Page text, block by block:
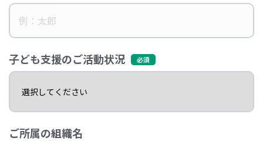
子ども支援のご活動状況
ご所属の組織名